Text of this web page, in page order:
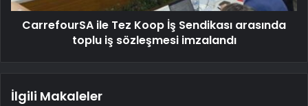
CarrefourSA ile Tez Koop İş Sendikası arasında
toplu iş sözleşmesi imzalandı
İlgili Makaleler